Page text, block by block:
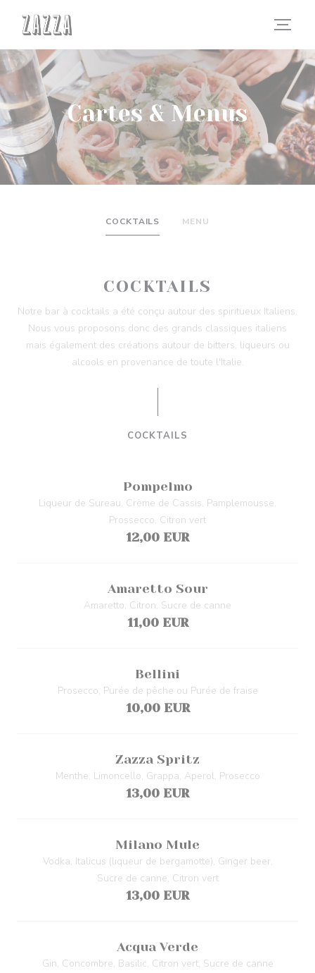
Cartes & Menus
COCKTAILS MENU
COCKTAILS
Notre bar à cocktails a été conçu autour des spiritueux Italiens.
Nous vous proposons donc des grands classiques italiens
mais également des créations autour de bitters, liqueurs ou
alcools en provenance de toute l'Italie.
COCKTAILS
Pompelmo
Liqueur de Sureau, Crème de Cassis, Pamplemousse,
Prossecco, Citron vert
12,00 EUR
Amaretto Sour
Amaretto, Citron, Sucre de canne
11,00 EUR
Bellini
Prosecco, Purée de pêche ou Purée de fraise
10,00 EUR
Zazza Spritz
Menthe, Limoncello, Grappa, Aperol, Prosecco
13,00 EUR
Milano Mule
Vodka, Italicus (liqueur de bergamotte), Ginger beer,
Sucre de canne, Citron vert
13,00 EUR
Acqua Verde
Gin, Concombre, Basilic, Citron vert, Sucre de canne